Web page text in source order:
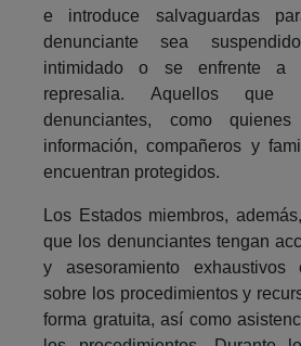
e introduce salvaguardas
denunciante sea
intimidado o se enfrente a
represalia. Aquellos
denunciantes, como
información, compañeros y
encuentran protegidos.
Los Estados miembros,
que los denunciantes tengan
y asesoramiento exhaustivos
sobre los procedimientos y
forma gratuita, así como